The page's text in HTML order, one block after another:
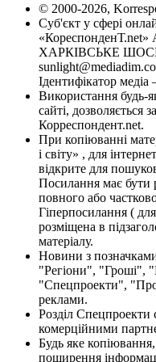
© 2000-2026,
Суб'єкт у сфері
«КореспонденТ.net»
ХАРКІВСЬКЕ ШОСЕ,
Ідентифікатор
Використання будь-
сайті, дозволяється
Корреспондент.net.
При копіюванні
і світу» , для
відкрите для
Посилання має бути
повного або
Гіперпосилання (
розміщена в
матеріалу.
Новини з
"Регіони", "Гроші",
"Спецпроекти",
реклами.
Розділ Спецпроекти
комерційними
Будь яке
поширення